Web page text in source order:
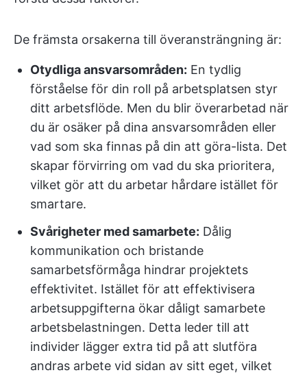
De främsta orsakerna till överansträngning är:
Otydliga ansvarsområden: En tydlig
förståelse för din roll på arbetsplatsen styr
ditt arbetsflöde. Men du blir överarbetad när
du är osäker på dina ansvarsområden eller
vad som ska finnas på din att göra-lista. Det
skapar förvirring om vad du ska prioritera,
vilket gör att du arbetar hårdare istället för
smartare.
Svårigheter med samarbete: Dålig
kommunikation och bristande
samarbetsförmåga hindrar projektets
effektivitet. Istället för att effektivisera
arbetsuppgifterna ökar dåligt samarbete
arbetsbelastningen. Detta leder till att
individer lägger extra tid på att slutföra
andras arbete vid sidan av sitt eget, vilket